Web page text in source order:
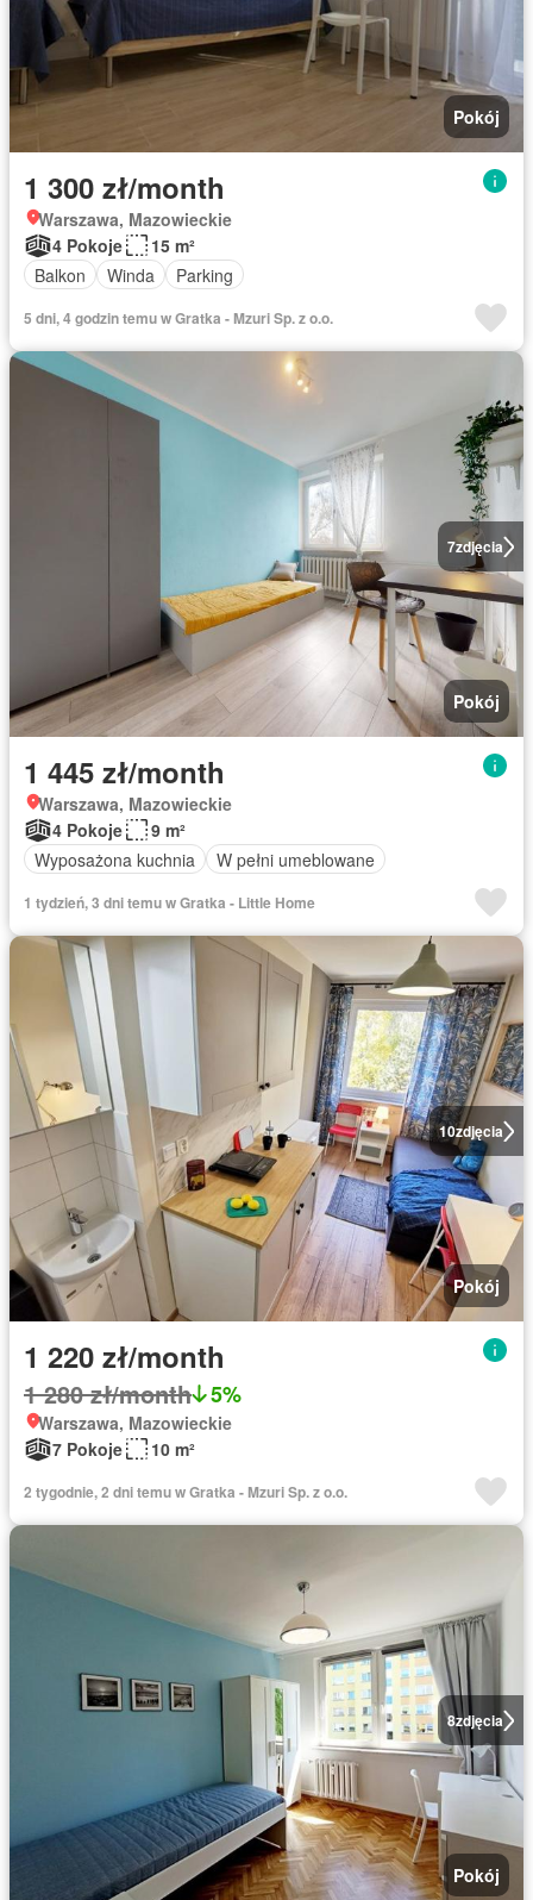
Pokój
1 300 zł/month
Warszawa, Mazowieckie
4 Pokoje
15 m²
Balkon
Winda Parking
5 dni, 4 godzin temu w Gratka - Mzuri Sp. z o.o.
7zdjęcia
Pokój
1 445 zł/month
Warszawa, Mazowieckie
4 Pokoje
9 m²
Wyposażona kuchnia
W pełni umeblowane
1 tydzień, 3 dni temu w Gratka - Little Home
10zdjęcia
Pokój
1 220 zł/month
1 280 zł/month 5%
Warszawa, Mazowieckie
7 Pokoje
10 m²
2 tygodnie, 2 dni temu w Gratka - Mzuri Sp. z o.o.
8zdjęcia
Pokój